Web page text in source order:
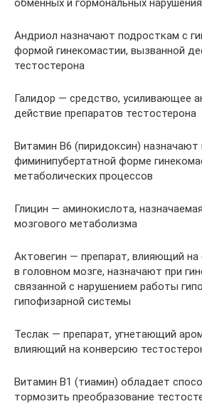
обменных и гормональных
Андриол назначают подросткам с
формой гинекомастии, вызванной
тестостерона
Галидор — средство, усиливающее
действие препаратов тестостерона
Витамин В6 (пиридоксин) назначают
фиминипубертатной форме
метаболических процессов
Глицин — аминокислота,
мозгового метаболизма
Актовегин — препарат, влияющий
в головном мозге, назначают при
связанной с нарушением работы
гипофизарной системы
Теслак — препарат, угнетающий
влияющий на конверсию
Витамин В1 (тиамин) обладает
тормозить преобразование